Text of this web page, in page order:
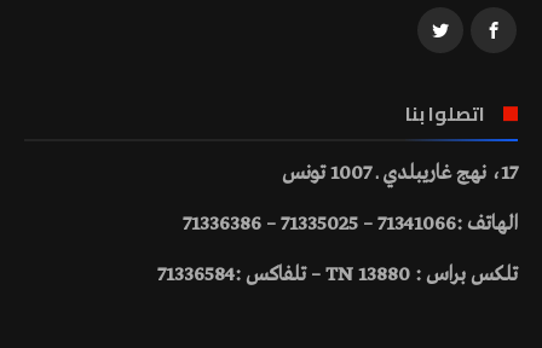
اتصلوا بنا
17، نهج غاريبلدي ـ 1007 تونس
الهاتف :71341066 – 71335025 – 71336386
تلكس براس : 13880 TN – تلفاكس :71336584